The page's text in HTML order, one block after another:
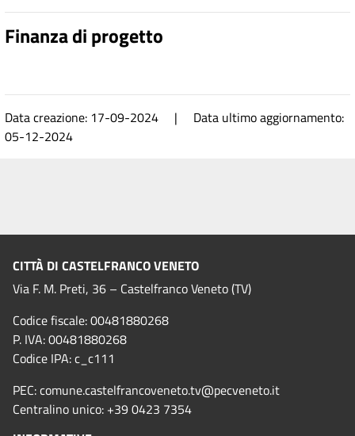
Finanza di progetto
Data creazione: 17-09-2024 | Data ultimo aggiornamento:
05-12-2024
CITTÀ DI CASTELFRANCO VENETO
Via F. M. Preti, 36 – Castelfranco Veneto (TV)
Codice fiscale: 00481880268
P. IVA: 00481880268
Codice IPA: c_c111
PEC:comune.castelfrancoveneto.tv@pecveneto.it
Centralino unico: +39 0423 7354